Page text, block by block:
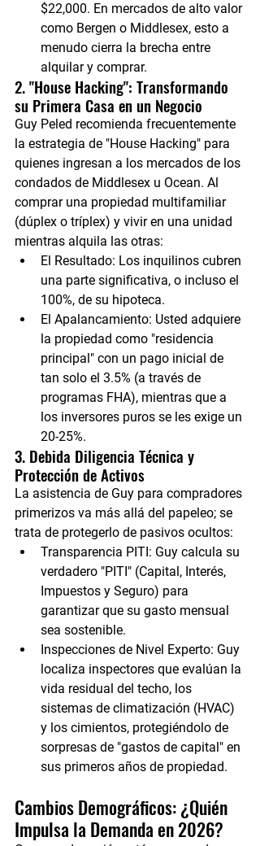
$22,000. En mercados de alto valor
como Bergen o Middlesex, esto a
menudo cierra la brecha entre
alquilar y comprar.
2. "House Hacking": Transformando
su Primera Casa en un Negocio
Guy Peled recomienda frecuentemente
la estrategia de "House Hacking" para
quienes ingresan a los mercados de los
condados de Middlesex u Ocean. Al
comprar una propiedad multifamiliar
(dúplex o tríplex) y vivir en una unidad
mientras alquila las otras:
El Resultado: Los inquilinos cubren
una parte significativa, o incluso el
100%, de su hipoteca.
El Apalancamiento: Usted adquiere
la propiedad como "residencia
principal" con un pago inicial de
tan solo el 3.5% (a través de
programas FHA), mientras que a
los inversores puros se les exige un
20-25%.
3. Debida Diligencia Técnica y
Protección de Activos
La asistencia de Guy para compradores
primerizos va más allá del papeleo; se
trata de protegerlo de pasivos ocultos:
Transparencia PITI: Guy calcula su
verdadero "PITI" (Capital, Interés,
Impuestos y Seguro) para
garantizar que su gasto mensual
sea sostenible.
Inspecciones de Nivel Experto: Guy
localiza inspectores que evalúan la
vida residual del techo, los
sistemas de climatización (HVAC)
y los cimientos, protegiéndolo de
sorpresas de "gastos de capital" en
sus primeros años de propiedad.
Cambios Demográficos: ¿Quién
Impulsa la Demanda en 2026?